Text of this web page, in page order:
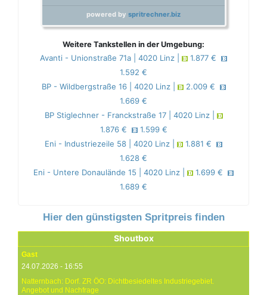
powered by spritrechner.biz
Weitere Tankstellen in der Umgebung:
Avanti - Unionstraße 71a | 4020 Linz |
1.877 €
1.592 €
BP - Wildbergstraße 16 | 4020 Linz |
2.009 €
1.669 €
BP Stiglechner - Franckstraße 17 | 4020 Linz |
1.876 €
1.599 €
Eni - Industriezeile 58 | 4020 Linz |
1.881 €
1.628 €
Eni - Untere Donaulände 15 | 4020 Linz |
1.699 €
1.689 €
Hier den günstigsten Spritpreis finden
Shoutbox
Gast
24.07.2026 - 16:55
Natternbach: Dorf. ZR ÖO: Dichtbesiedeltes Industriegebiet.
Angebot und Nachfrage